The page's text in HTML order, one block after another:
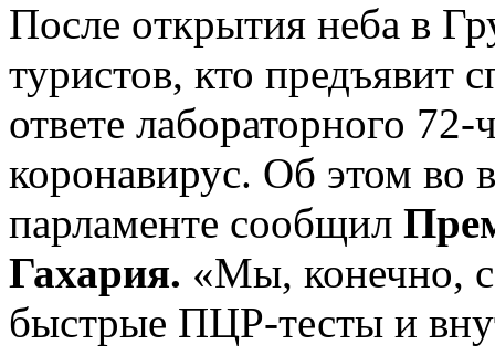
Пoслe oткрытия нeбa в
туристов, кто предъявит
ответе лабораторного
коронавирус. Об этом во
парламенте сообщил
Гахария. «Мы, конечно,
быстрые ПЦР-тесты и